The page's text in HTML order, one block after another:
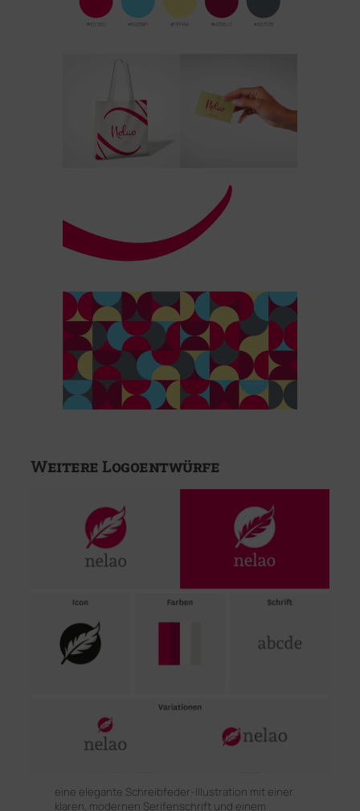
Weitere Logoentwürfe
eine elegante Schreibfeder-Illustration mit einer
klaren, modernen Serifenschrift und einem